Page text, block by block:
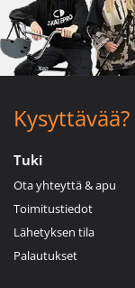
Kysyttävää?
Tuki
Ota yhteyttä & apu
Toimitustiedot
Lähetyksen tila
Palautukset